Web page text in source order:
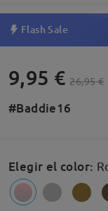
Flash Sale
9,95 € 26,95 €
#Baddie16
Elegir el color: